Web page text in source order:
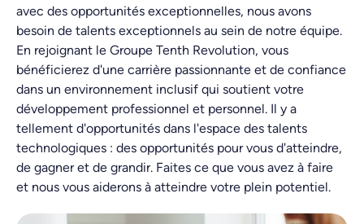
avec des opportunités exceptionnelles, nous avons
besoin de talents exceptionnels au sein de notre équipe.
En rejoignant le Groupe Tenth Revolution, vous
bénéficierez d'une carrière passionnante et de confiance
dans un environnement inclusif qui soutient votre
développement professionnel et personnel. Il y a
tellement d'opportunités dans l'espace des talents
technologiques : des opportunités pour vous d'atteindre,
de gagner et de grandir. Faites ce que vous avez à faire
et nous vous aiderons à atteindre votre plein potentiel.